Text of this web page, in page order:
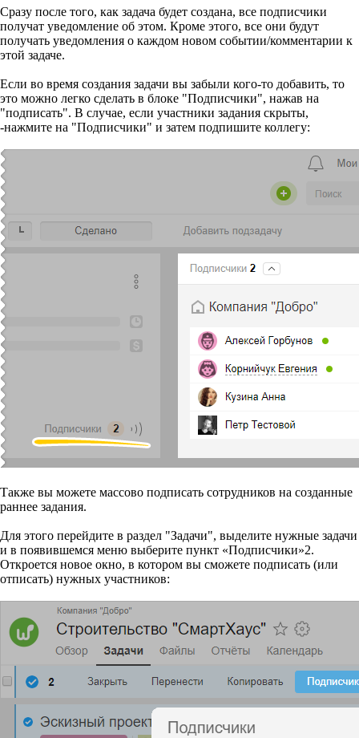
Сразу после того, как задача будет создана, все подписчики
получат уведомление об этом. Кроме этого, все они будут
получать уведомления о каждом новом событии/комментарии к
этой задаче.
Если во время создания задачи вы забыли кого-то добавить, то
это можно легко сделать в блоке "Подписчики", нажав на
"подписать". В случае, если участники задания скрыты,
-нажмите на "Подписчики" и затем подпишите коллегу:
Также вы можете массово подписать сотрудников на созданные
раннее задания.
Для этого перейдите в раздел "Задачи", выделите нужные задачи
и в появившемся меню выберите пункт «Подписчики»2.
Откроется новое окно, в котором вы сможете подписать (или
отписать) нужных участников: